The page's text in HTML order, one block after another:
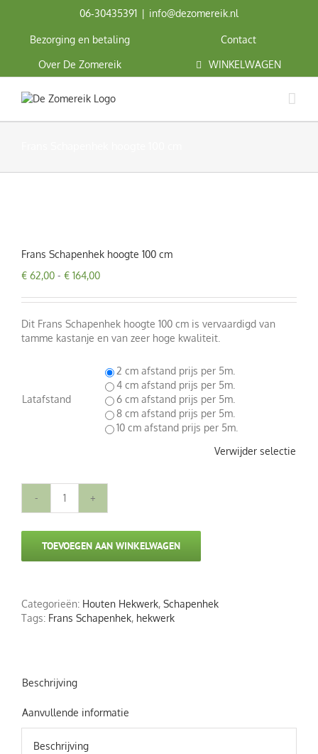
06‑30435391 | info@dezomereik.nl
Bezorging en betaling Contact
Over De Zomereik WINKELWAGEN
Frans Schapenhek hoogte 100 cm
€ 62,00 - € 164,00Prijsklasse:
tot
€ 164,00
Dit Frans Schapenhek hoogte 100 cm is vervaardigd van
tamme kastanje en van zeer hoge kwaliteit.
Latafstand
2 cm afstand prijs per 5m.
4 cm afstand prijs per 5m.
6 cm afstand prijs per 5m.
8 cm afstand prijs per 5m.
10 cm afstand prijs per 5m.
Verwijder selectie
Frans
hoogte
100
cm
TOEVOEGEN AAN WINKELWAGEN
Categorieën: Houten Hekwerk, Schapenhek
Tags: Frans Schapenhek, hekwerk
Beschrijving
Aanvullende informatie
Beschrijving